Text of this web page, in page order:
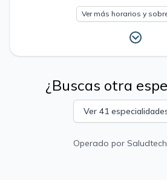
Ver más horarios y
¿Buscas otra
Ver 41
Operado por Saludtech